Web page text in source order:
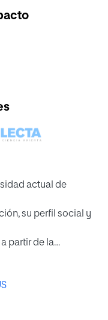
actual de
su perfil social y
partir de la
sostiene la tesis de
en la psicología